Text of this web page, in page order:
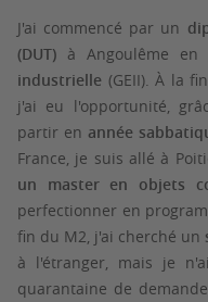
J'ai commencé par un
(DUT) à Angoulême en
industrielle (GEII). À la
j'ai eu l'opportunité,
partir en année
France, je suis allé à
un master en objets
perfectionner en
fin du M2, j'ai cherché un
à l'étranger, mais je
quarantaine de